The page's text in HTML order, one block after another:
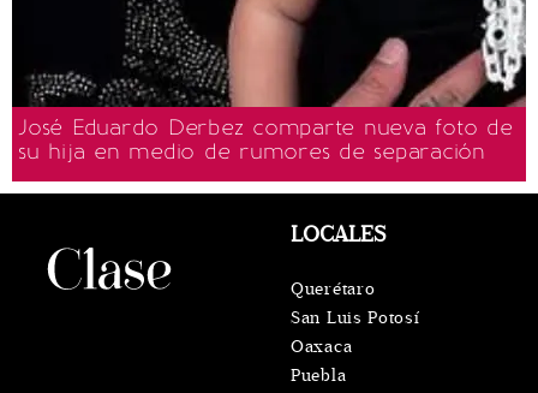
José Eduardo Derbez comparte nueva foto de
su hija en medio de rumores de separación
LOCALES
Querétaro
San Luis Potosí
Oaxaca
Puebla